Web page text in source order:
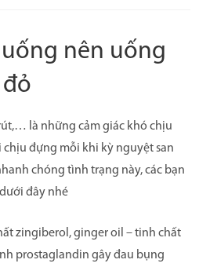
nên uống
là những cảm giác khó chịu
chịu đựng mỗi khi kỳ nguyệt san
chóng tình trạng này, các bạn
đây nhé
zingiberol, ginger oil – tinh chất
prostaglandin gây đau bụng